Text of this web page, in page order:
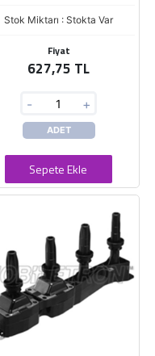
Stok Miktarı : Stokta Var
Fiyat
627,75 TL
- +
ADET
Sepete Ekle